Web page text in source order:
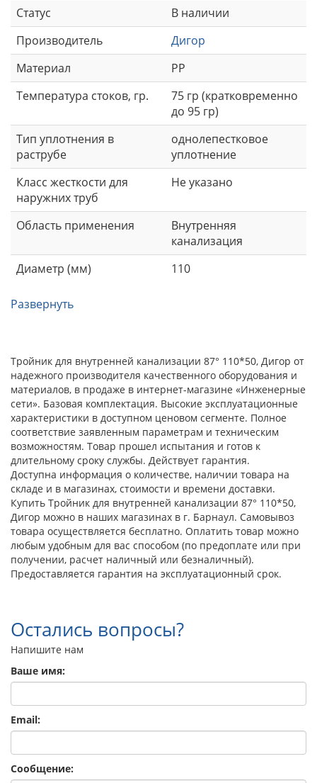
Статус
В наличии
Производитель
Дигор
Материал
РР
Температура стоков, гр.
75 гр (кратковременно
до 95 гр)
Тип уплотнения в
раструбе
однолепестковое
уплотнение
Класс жесткости для
наружних труб
Не указано
Область применения
Внутренняя
канализация
Диаметр (мм)
110
Развернуть
Тройник для внутренней канализации 87° 110*50, Дигор от
надежного производителя качественного оборудования и
материалов, в продаже в интернет-магазине «Инженерные
сети». Базовая комплектация. Высокие эксплуатационные
характеристики в доступном ценовом сегменте. Полное
соответствие заявленным параметрам и техническим
возможностям. Товар прошел испытания и готов к
длительному сроку службы. Действует гарантия.
Доступна информация о количестве, наличии товара на
складе и в магазинах, стоимости и времени доставки.
Купить Тройник для внутренней канализации 87° 110*50,
Дигор можно в наших магазинах в г. Барнаул. Самовывоз
товара осуществляется бесплатно. Оплатить товар можно
любым удобным для вас способом (по предоплате или при
получении, расчет наличный или безналичный).
Предоставляется гарантия на эксплуатационный срок.
Остались вопросы?
Напишите нам
Ваше имя:
Email:
Сообщение: